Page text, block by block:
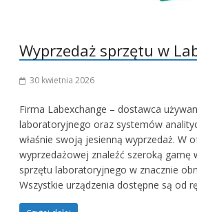
Wyprzedaż sprzętu w
30 kwietnia 2026
Firma Labexchange – dostawca
laboratoryjnego oraz systemów
właśnie swoją jesienną wyprzedaż. W
wyprzedażowej znaleźć szeroką gamę
sprzętu laboratoryjnego w znacznie
Wszystkie urządzenia dostępne są od